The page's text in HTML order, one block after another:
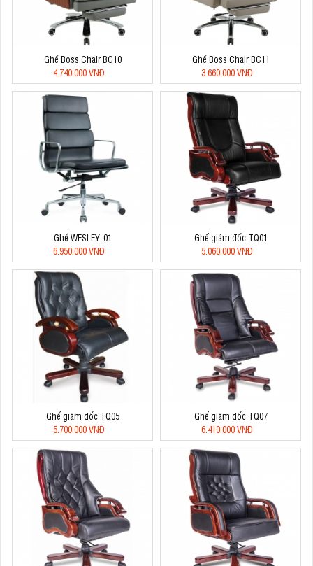
Ghế Boss Chair BC10
4.740.000 VNĐ
Ghế Boss Chair BC11
3.660.000 VNĐ
Ghế WESLEY-01
6.950.000 VNĐ
Ghế giám đốc TQ01
5.060.000 VNĐ
Ghế giám đốc TQ05
5.700.000 VNĐ
Ghế giám đốc TQ07
6.410.000 VNĐ